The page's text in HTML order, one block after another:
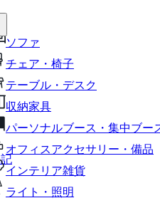
ソファ
チェア・椅子
テーブル・デスク
収納家具
パーソナルブース・集中ブー
オフィスアクセサリー・備品
インテリア雑貨
ライト・照明
て、カートに追加できます